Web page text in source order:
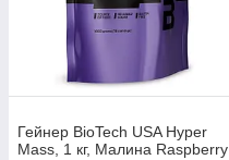
Гейнер BioTech USA Hyper
Mass, 1 кг, Малина Raspberry